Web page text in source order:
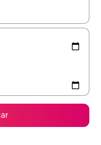
navega con las